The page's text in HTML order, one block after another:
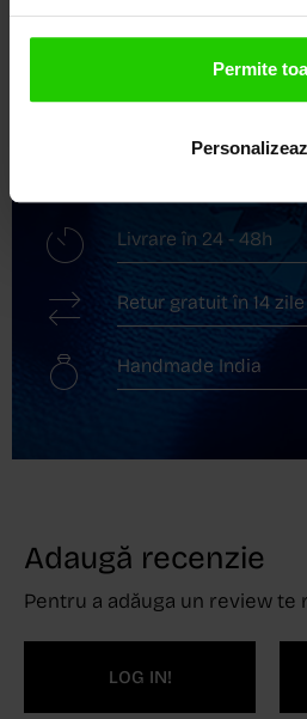
Permite
Descoperă avantajele de a
Livrare în 24 - 48h
Retur gratuit în 14 zile
Handmade India
Adaugă recenzie
Pentru a adăuga un review te
LOG IN!